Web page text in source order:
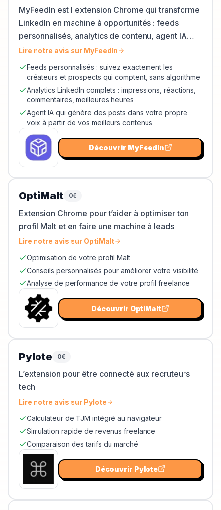
MyFeedIn est l'extension Chrome qui transforme
LinkedIn en machine à opportunités : feeds
personnalisés, analytics de contenu, agent IA
pour écrire, et campagnes d'outreach.
Lire notre avis sur MyFeedIn
Feeds personnalisés : suivez exactement les
créateurs et prospects qui comptent, sans algorithme
Analytics LinkedIn complets : impressions, réactions,
commentaires, meilleures heures
Agent IA qui génère des posts dans votre propre
voix à partir de vos meilleurs contenus
Découvrir MyFeedIn
OptiMalt 0€
Extension Chrome pour t’aider à optimiser ton
profil Malt et en faire une machine à leads
Lire notre avis sur OptiMalt
Optimisation de votre profil Malt
Conseils personnalisés pour améliorer votre visibilité
Analyse de performance de votre profil freelance
Découvrir OptiMalt
Pylote 0€
L’extension pour être connecté aux recruteurs
tech
Lire notre avis sur Pylote
Calculateur de TJM intégré au navigateur
Simulation rapide de revenus freelance
Comparaison des tarifs du marché
Découvrir Pylote